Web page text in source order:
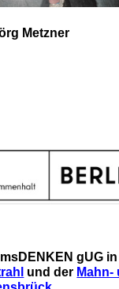
Metzner
gUG
und der Mahn-